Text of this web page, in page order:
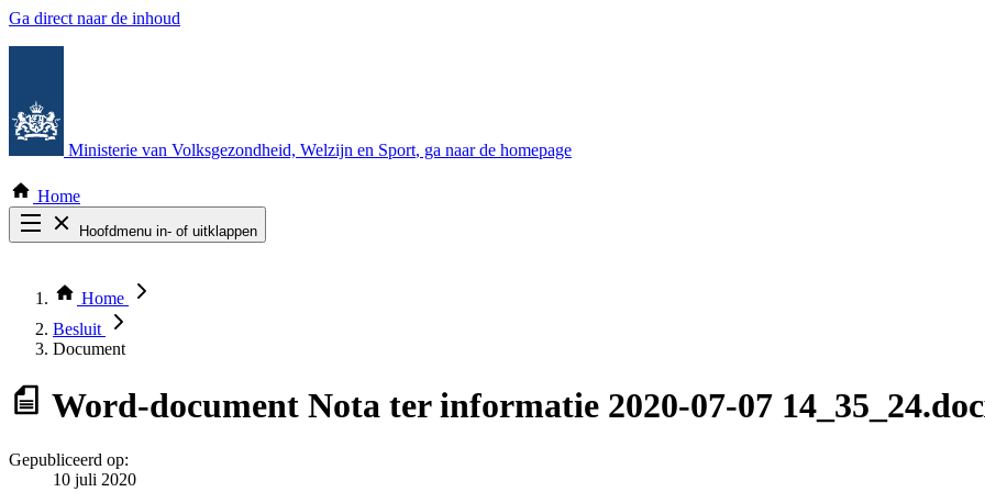
Ga direct naar de inhoud
Ministerie van Volksgezondheid, Welzijn en Sport, ga naar de homepage
Home
Hoofdmenu in- of uitklappen
Thema COVID-19
Bekijk per bestuursorgaan
Home
Besluit
Document
Word-document Nota ter informatie 2020-07-07
Gepubliceerd op:
10 juli 2020